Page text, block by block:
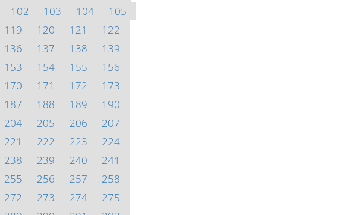
102 103 104
105
119 120 121
122
136 137 138
139
153 154 155
156
170 171 172
173
187 188 189
190
204 205 206
207
221 222 223
224
238 239 240
241
255 256 257
258
272 273 274
275